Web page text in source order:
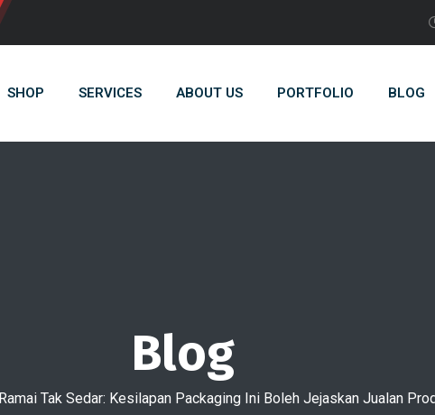
SHOP SERVICES ABOUT US PORTFOLIO BLOG
Blog
Ramai Tak Sedar: Kesilapan Packaging Ini Boleh Jejaskan Jualan